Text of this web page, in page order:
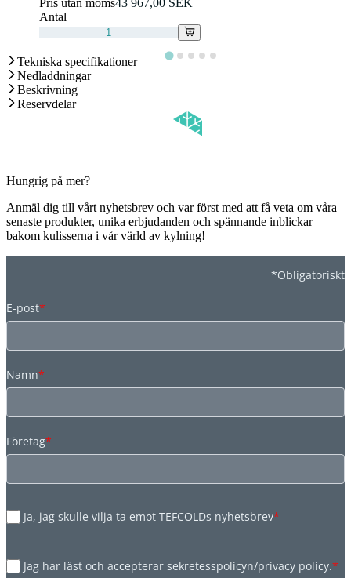
Antal
Tekniska specifikationer
Nedladdningar
Beskrivning
Reservdelar
Hungrig på mer?
Anmäl dig till vårt nyhetsbrev och var först med att få veta om våra
senaste produkter, unika erbjudanden och spännande inblickar
bakom kulisserna i vår värld av kylning!
*Obligatoriskt
E-post*
Namn*
Företag*
Ja, jag skulle vilja ta emot TEFCOLDs nyhetsbrev*
Jag har läst och accepterar sekretesspolicyn/privacy policy.*